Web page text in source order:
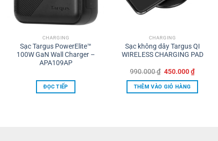
CHARGING
Sạc Targus PowerElite™
100W GaN Wall Charger –
APA109AP
ĐỌC TIẾP
CHARGING
Sạc không dây Targus QI
WIRELESS CHARGING PAD
990.000₫ Giá
là:
990.000 ₫.
450.000₫Giá
hiện
tại
THÊM VÀO GIỎ HÀNG